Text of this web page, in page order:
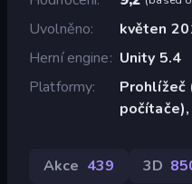
Uvolněno
květen
Herní engine
Unity 5.4
Platformy
Prohlížeč
Akce 439 3D